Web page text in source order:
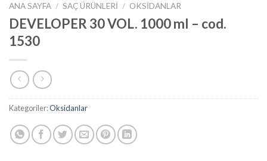
ANA SAYFA / SAÇ ÜRÜNLERI / OKSIDANLAR
DEVELOPER 30 VOL. 1000 ml – cod.
1530
Kategoriler:Oksidanlar